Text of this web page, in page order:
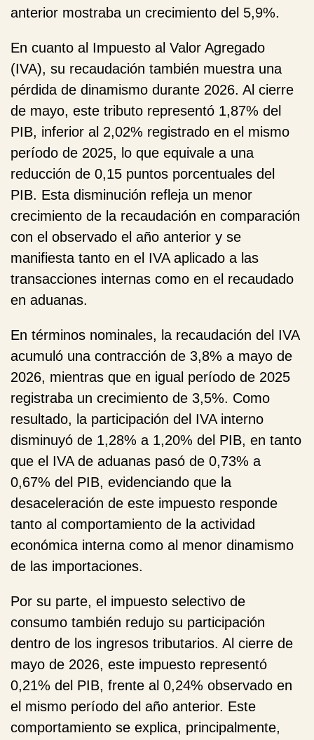
anterior mostraba un crecimiento del 5,9%.
En cuanto al Impuesto al Valor Agregado
(IVA), su recaudación también muestra una
pérdida de dinamismo durante 2026. Al cierre
de mayo, este tributo representó 1,87% del
PIB, inferior al 2,02% registrado en el mismo
período de 2025, lo que equivale a una
reducción de 0,15 puntos porcentuales del
PIB. Esta disminución refleja un menor
crecimiento de la recaudación en comparación
con el observado el año anterior y se
manifiesta tanto en el IVA aplicado a las
transacciones internas como en el recaudado
en aduanas.
En términos nominales, la recaudación del IVA
acumuló una contracción de 3,8% a mayo de
2026, mientras que en igual período de 2025
registraba un crecimiento de 3,5%. Como
resultado, la participación del IVA interno
disminuyó de 1,28% a 1,20% del PIB, en tanto
que el IVA de aduanas pasó de 0,73% a
0,67% del PIB, evidenciando que la
desaceleración de este impuesto responde
tanto al comportamiento de la actividad
económica interna como al menor dinamismo
de las importaciones.
Por su parte, el impuesto selectivo de
consumo también redujo su participación
dentro de los ingresos tributarios. Al cierre de
mayo de 2026, este impuesto representó
0,21% del PIB, frente al 0,24% observado en
el mismo período del año anterior. Este
comportamiento se explica, principalmente,